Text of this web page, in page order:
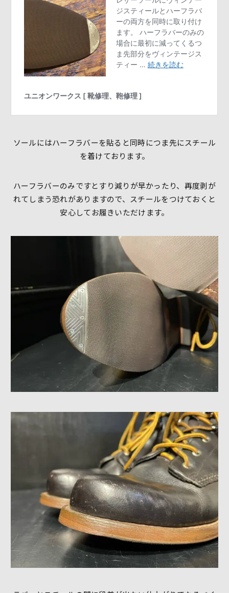
ソールにはハーフラバーを貼ると同時につま先にスチール
を着けております。
ハーフラバーのみですとすり減りが早かったり、再度剥が
れてしまう恐れがありますので、スチールをつけておくと
安心してお履きいただけます。